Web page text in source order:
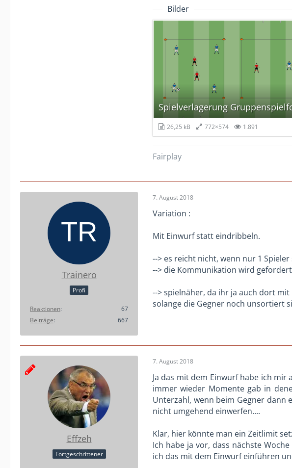
Bilder
26,25 kB 772×574 1.891
Fairplay
Trainero
Profi
Reaktionen
67
Beiträge
667
7. August 2018
Variation :
Mit Einwurf statt eindribbeln.
--> es reicht nicht, wenn nur 1
--> die Kommunikation wird
--> spielnäher, da ihr ja auch dort
solange die Gegner noch unsortiert
Effzeh
Fortgeschrittener
7. August 2018
Ja das mit dem Einwurf habe ich
immer wieder Momente gab in
Unterzahl, wenn beim Gegner dann
nicht umgehend einwerfen....
Klar, hier könnte man ein Zeitlimit
Ich habe ja vor, dass nächste
ich das mit dem Einwurf einführen